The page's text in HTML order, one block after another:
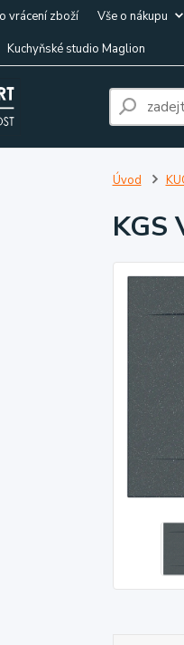
vrácení zboží Vše o nákupu
Kuchyňské studio Maglion
Úvod
KGS